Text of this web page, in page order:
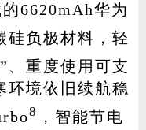
6620mAh华为
硅负极材料，轻
”、重度使用可支
境依旧续航稳
8
，智能节电